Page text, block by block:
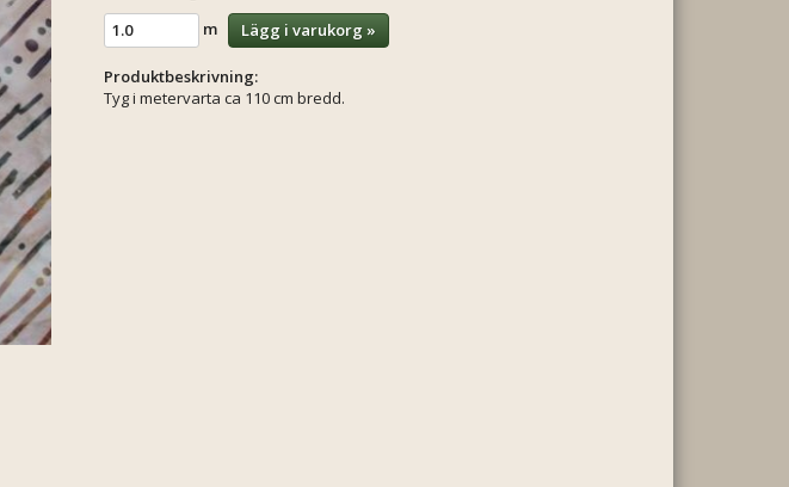
m
Lägg i varukorg »
Produktbeskrivning:
Tyg i metervarta ca 110 cm bredd.